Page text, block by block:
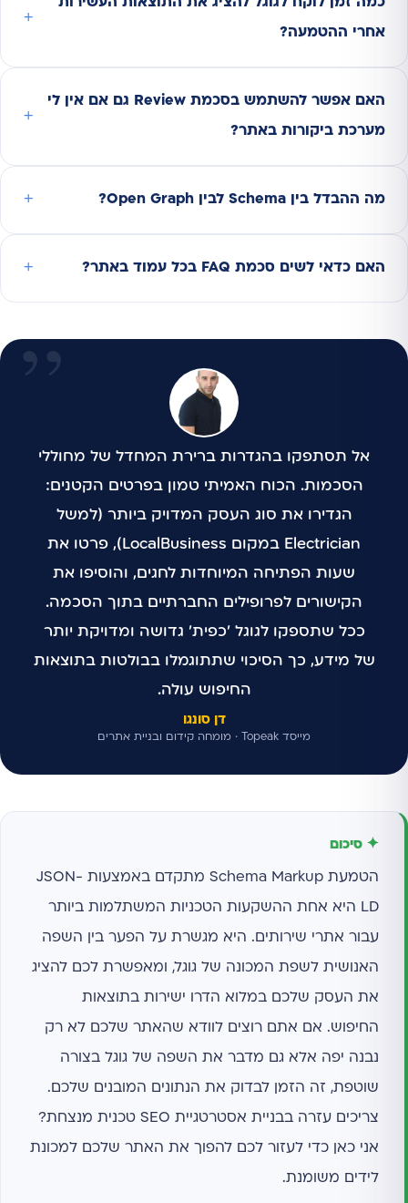
כמה זמן לוקח לגוגל להציג את התוצאות העשירות
אחרי ההטמעה?
האם אפשר להשתמש בסכמת Review גם אם אין לי
מערכת ביקורות באתר?
מה ההבדל בין Schema לבין Open Graph?
האם כדאי לשים סכמת FAQ בכל עמוד באתר?
אל תסתפקו בהגדרות ברירת המחדל של מחוללי
הסכמות. הכוח האמיתי טמון בפרטים הקטנים:
הגדירו את סוג העסק המדויק ביותר (למשל
Electrician במקום LocalBusiness), פרטו את
שעות הפתיחה המיוחדות לחגים, והוסיפו את
הקישורים לפרופילים החברתיים בתוך הסכמה.
ככל שתספקו לגוגל 'כפית' גדושה ומדויקת יותר
של מידע, כך הסיכוי שתתוגמלו בבולטות בתוצאות
החיפוש עולה.
דן סונגו
מייסד Topeak · מומחה קידום ובניית אתרים
✦ סיכום
הטמעת Schema Markup מתקדם באמצעות JSON-
LD היא אחת ההשקעות הטכניות המשתלמות ביותר
עבור אתרי שירותים. היא מגשרת על הפער בין השפה
האנושית לשפת המכונה של גוגל, ומאפשרת לכם להציג
את העסק שלכם במלוא הדרו ישירות בתוצאות
החיפוש. אם אתם רוצים לוודא שהאתר שלכם לא רק
נבנה יפה אלא גם מדבר את השפה של גוגל בצורה
שוטפת, זה הזמן לבדוק את הנתונים המובנים שלכם.
צריכים עזרה בבניית אסטרטגיית SEO טכנית מנצחת?
אני כאן כדי לעזור לכם להפוך את האתר שלכם למכונת
לידים משומנת.